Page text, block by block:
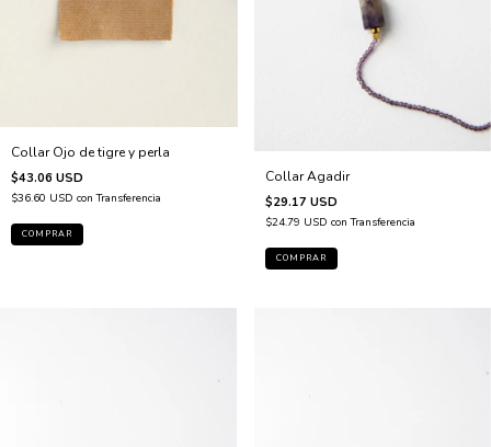
Collar Ojo de tigre y perla
$43.06 USD
$36.60 USD con Transferencia
Collar Agadir
$29.17 USD
$24.79 USD con Transferencia
COMPRAR